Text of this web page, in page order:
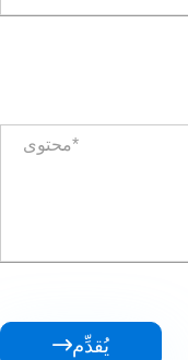
يُقدِّم